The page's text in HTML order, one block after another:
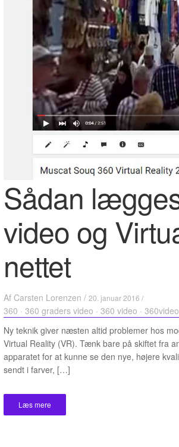
Sådan
video og
nettet
Af Carsten Lorenzen / 20. januar 2016 /
360 · 360 graders video · 360 video · 360video
Ny teknik giver næsten altid problemer hos
Virtual Reality (VR). Tænk bare på skiftet fra
apparatet for at kunne se den nye, højere
sendt i farver, […]
Læs mere